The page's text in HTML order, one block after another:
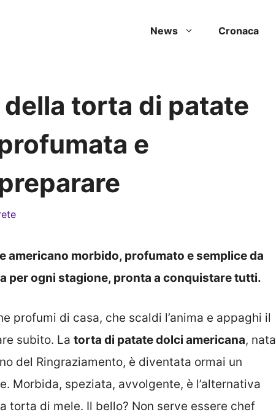
News Cronaca
torta di patate
e
americano morbido, profumato e semplice da
per ogni stagione, pronta a conquistare tutti.
profumi di casa, che scaldi l’anima e appaghi il
subito. La torta di patate dolci americana, nata
del Ringraziamento, è diventata ormai un
Morbida, speziata, avvolgente, è l’alternativa
torta di mele. Il bello? Non serve essere chef